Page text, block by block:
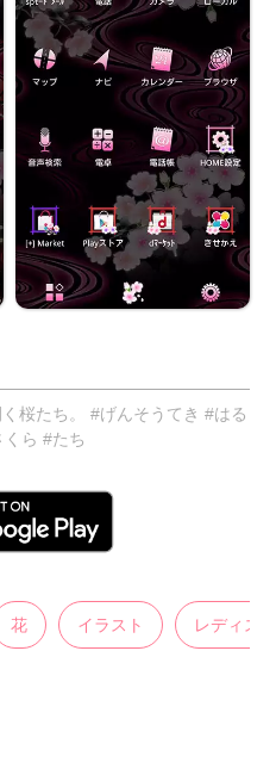
桜たち。 #げんそうてき #はる
ら #たち
花 イラスト レディス